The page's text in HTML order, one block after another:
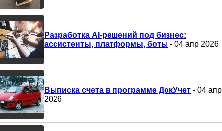
Разработка AI-решений под бизнес:
ассистенты, платформы, боты - 04 апр 2026
Выписка счета в программе ДокУчет - 04 апр
2026